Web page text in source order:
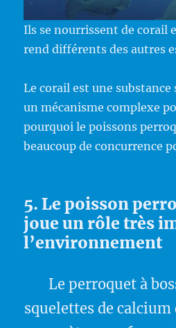
Ils se nourrissent de corail
rend différents des autres
Le corail est une substance
un mécanisme complexe
pourquoi le poissons
beaucoup de concurrence
5. Le poisson
joue un rôle très
l’environnement
Le perroquet à
squelettes de calcium